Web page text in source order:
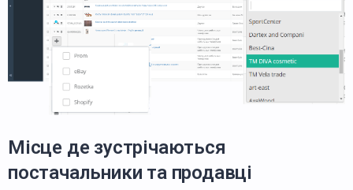
Місце де зустрічаються
постачальники та продавці